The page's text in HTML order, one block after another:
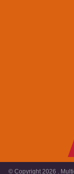
© Copyright 2026 .